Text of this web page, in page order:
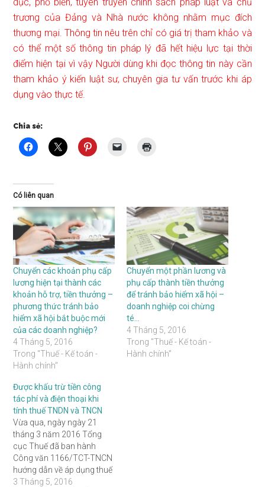
trương của Đảng và Nhà nước không nhằm mục đích
thương mại. Thông tin nêu trên chỉ có giá trị tham khảo và
có thể một số thông tin pháp lý đã hết hiệu lực tại thời
điểm hiện tại vì vậy Người dùng khi đọc thông tin này cần
tham khảo ý kiến luật sư, chuyên gia tư vấn trước khi áp
dụng vào thực tế.
Chia sẻ:
Có liên quan
Chuyển các khoản phụ cấp
lương hiện tại thành các
khoản hỗ trợ, tiền thưởng –
phương thức tránh bảo
hiểm xã hội bắt buộc mới
của các doanh nghiệp?
4 Tháng 5, 2016
Trong "Thuế - Kế toán -
Hành chính"
Chuyển một phần lương và
phụ cấp thành tiền thưởng
để tránh bảo hiểm xã hội –
doanh nghiệp coi chừng
té…
4 Tháng 5, 2016
Trong "Thuế - Kế toán -
Hành chính"
Được khấu trừ tiền công
tác phí và điện thoại khi
tính thuế TNDN và TNCN
Vừa qua, ngày ngày 21
tháng 3 năm 2016 Tổng
cục Thuế đã ban hành
Công văn 1166/TCT-TNCN
hướng dẫn về áp dụng thuế
thu nhập cá nhân (TNCN)
3 Tháng 5, 2016